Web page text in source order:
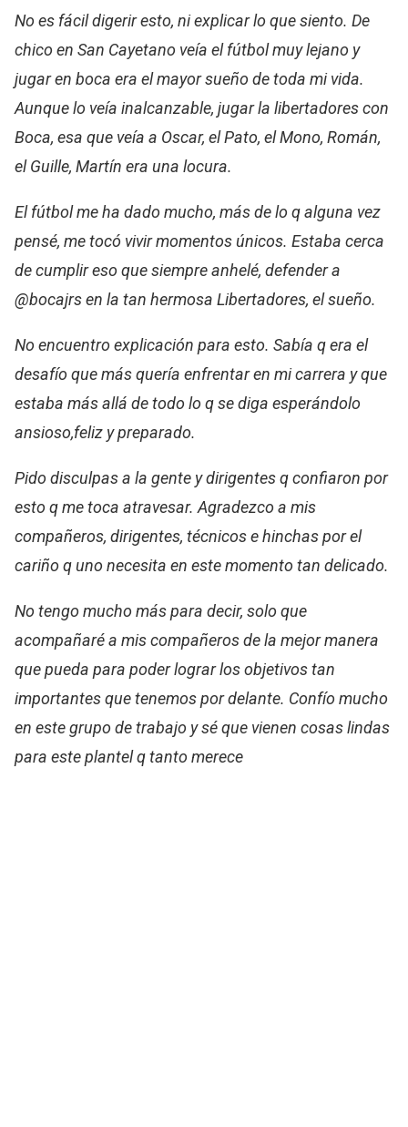
No es fácil digerir esto, ni explicar lo que siento. De
chico en San Cayetano veía el fútbol muy lejano y
jugar en boca era el mayor sueño de toda mi vida.
Aunque lo veía inalcanzable, jugar la libertadores con
Boca, esa que veía a Oscar, el Pato, el Mono, Román,
el Guille, Martín era una locura.
El fútbol me ha dado mucho, más de lo q alguna vez
pensé, me tocó vivir momentos únicos. Estaba cerca
de cumplir eso que siempre anhelé, defender a
@bocajrs en la tan hermosa Libertadores, el sueño.
No encuentro explicación para esto. Sabía q era el
desafío que más quería enfrentar en mi carrera y que
estaba más allá de todo lo q se diga esperándolo
ansioso,feliz y preparado.
Pido disculpas a la gente y dirigentes q confiaron por
esto q me toca atravesar. Agradezco a mis
compañeros, dirigentes, técnicos e hinchas por el
cariño q uno necesita en este momento tan delicado.
No tengo mucho más para decir, solo que
acompañaré a mis compañeros de la mejor manera
que pueda para poder lograr los objetivos tan
importantes que tenemos por delante. Confío mucho
en este grupo de trabajo y sé que vienen cosas lindas
para este plantel q tanto merece